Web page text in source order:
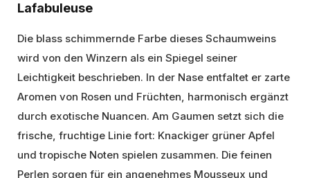
Lafabuleuse
Die blass schimmernde Farbe dieses Schaumweins
wird von den Winzern als ein Spiegel seiner
Leichtigkeit beschrieben. In der Nase entfaltet er zarte
Aromen von Rosen und Früchten, harmonisch ergänzt
durch exotische Nuancen. Am Gaumen setzt sich die
frische, fruchtige Linie fort: Knackiger grüner Apfel
und tropische Noten spielen zusammen. Die feinen
Perlen sorgen für ein angenehmes Mousseux und